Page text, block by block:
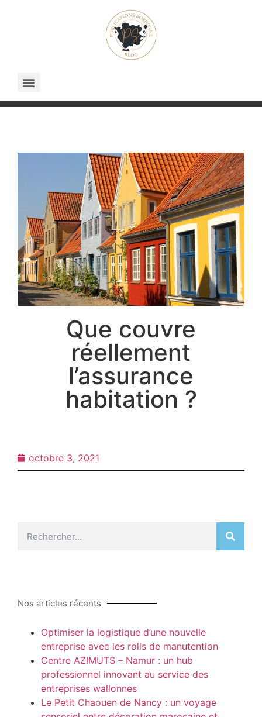
Que couvre
réellement
l’assurance
habitation ?
octobre 3, 2021
Nos articles récents
Optimiser la logistique d’une nouvelle
entreprise avec les rolls de manutention
Centre AZIMUTS – Namur : un hub
professionnel innovant au service des
entreprises wallonnes
Le Petit Chaouen de Nancy : un voyage